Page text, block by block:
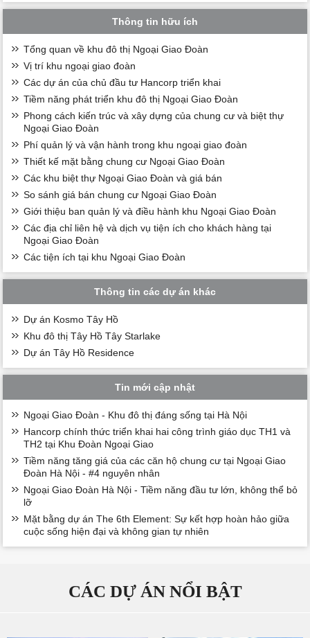
Thông tin hữu ích
Tổng quan về khu đô thị Ngoại Giao Đoàn
Vị trí khu ngoại giao đoàn
Các dự án của chủ đầu tư Hancorp triển khai
Tiềm năng phát triển khu đô thị Ngoại Giao Đoàn
Phong cách kiến trúc và xây dựng của chung cư và biệt thự
Ngoại Giao Đoàn
Phí quản lý và vận hành trong khu ngoại giao đoàn
Thiết kế mặt bằng chung cư Ngoại Giao Đoàn
Các khu biệt thự Ngoại Giao Đoàn và giá bán
So sánh giá bán chung cư Ngoại Giao Đoàn
Giới thiệu ban quản lý và điều hành khu Ngoại Giao Đoàn
Các địa chỉ liên hệ và dịch vụ tiện ích cho khách hàng tại
Ngoại Giao Đoàn
Các tiện ích tại khu Ngoại Giao Đoàn
Thông tin các dự án khác
Dự án Kosmo Tây Hồ
Khu đô thị Tây Hồ Tây Starlake
Dự án Tây Hồ Residence
Tin mới cập nhật
Ngoại Giao Đoàn - Khu đô thị đáng sống tại Hà Nội
Hancorp chính thức triển khai hai công trình giáo dục TH1 và
TH2 tại Khu Đoàn Ngoại Giao
Tiềm năng tăng giá của các căn hộ chung cư tại Ngoại Giao
Đoàn Hà Nội - #4 nguyên nhân
Ngoại Giao Đoàn Hà Nội - Tiềm năng đầu tư lớn, không thể bỏ
lỡ
Mặt bằng dự án The 6th Element: Sự kết hợp hoàn hảo giữa
cuộc sống hiện đại và không gian tự nhiên
CÁC DỰ ÁN NỔI BẬT